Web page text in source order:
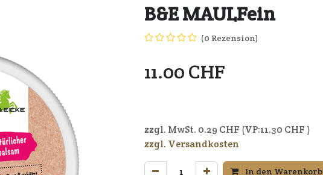
B&E MAULFein
(0 Rezension)
11.00CHF
zzgl. MwSt. 0.29 CHF (VP:11.30 CHF )
zzgl. Versandkosten
In den Warenkorb